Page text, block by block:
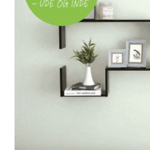
OFTE KØBT SAMMEN MED
POPULÆR